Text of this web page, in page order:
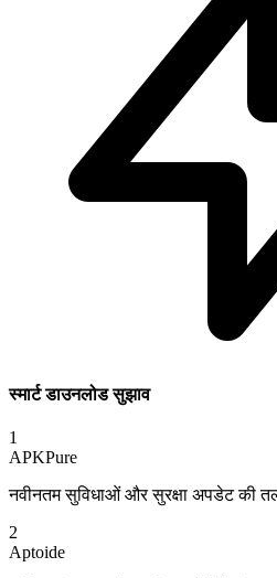
स्मार्ट डाउनलोड सुझाव
1
APKPure
नवीनतम सुविधाओं और सुरक्षा अपडेट की
2
Aptoide